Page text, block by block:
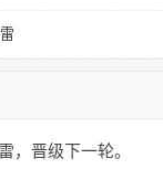
，晋级下一轮。